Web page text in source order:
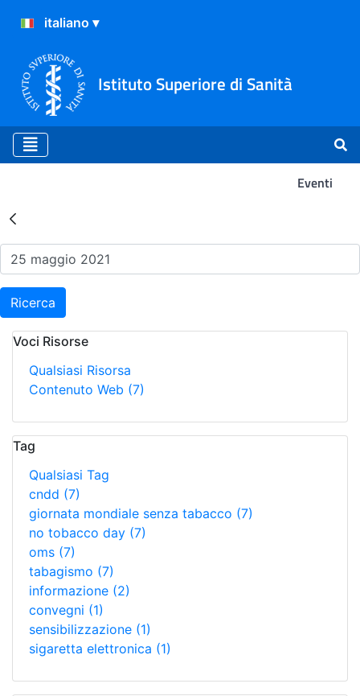
Istituto Superiore di Sanità
Eventi
Risultati della Ricerca -
Ricerca
Voci Risorse
Qualsiasi Risorsa
Contenuto Web (7)
Tag
Qualsiasi Tag
cndd (7)
giornata mondiale senza tabacco (7)
no tobacco day (7)
oms (7)
tabagismo (7)
informazione (2)
convegni (1)
sensibilizzazione (1)
sigaretta elettronica (1)